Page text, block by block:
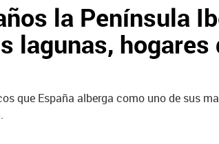
la Península
lagunas, hogares
que España alberga como uno de sus